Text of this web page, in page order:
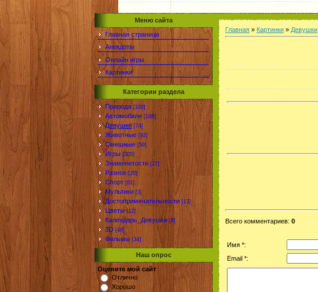
Меню сайта
Главная страница
Анекдоты
Онлайн игры
Картинки
Категории раздела
Природа [100]
Автомобили [188]
Девушки [74]
Животные [92]
Смешные [50]
Игры [305]
Знаменитости [27]
Разное [20]
Спорт [61]
Мультики [3]
Достопримечательности [13]
Цветы [12]
Календарь_Девушки [8]
3D [40]
Фильмы [34]
Наш опрос
Оцените мой сайт
Отлично
Хорошо
Главная » Картинки » Девушки
Всего комментариев: 0
Имя *:
Email *: